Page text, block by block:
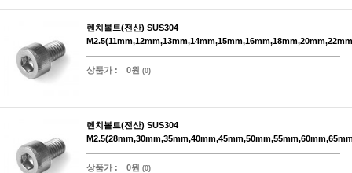
렌치볼트(전산) SUS304
상품가 : 0원 (0)
렌치볼트(전산) SUS304
상품가 : 0원 (0)